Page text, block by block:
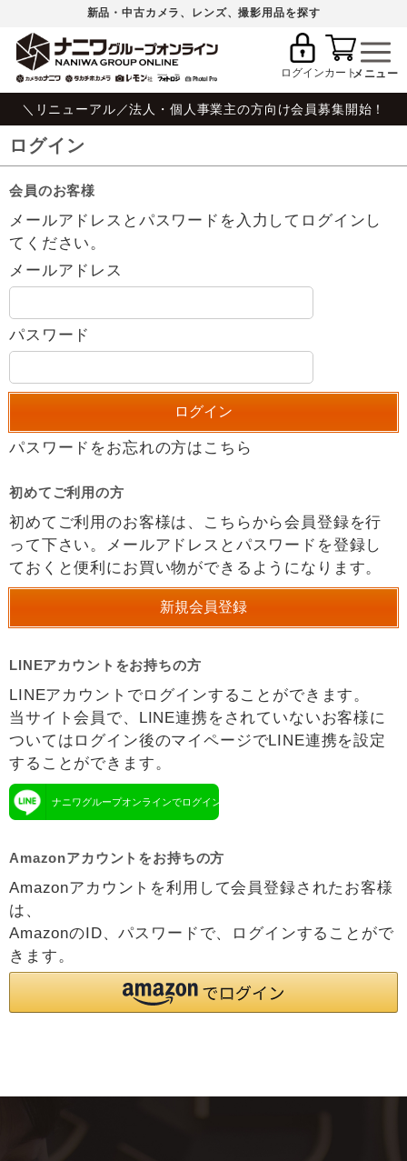
新品・中古カメラ、レンズ、撮影用品を探す
ログインカート
＼リニューアル／法人・個人事業主の方向け会員募集開始！
ログイン
会員のお客様
メールアドレスとパスワードを入力してログインし
てください。
メールアドレス
パスワード
パスワードをお忘れの方はこちら
初めてご利用の方
初めてご利用のお客様は、こちらから会員登録を行
って下さい。メールアドレスとパスワードを登録し
ておくと便利にお買い物ができるようになります。
LINEアカウントをお持ちの方
LINEアカウントでログインすることができます。
当サイト会員で、LINE連携をされていないお客様に
ついてはログイン後のマイページでLINE連携を設定
することができます。
ナニワグループオンラインでログイン
Amazonアカウントをお持ちの方
Amazonアカウントを利用して会員登録されたお客様
は、
AmazonのID、パスワードで、ログインすることがで
きます。